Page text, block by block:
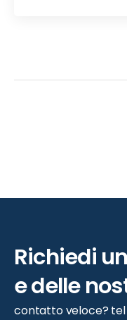
Richiedi
edelle
contatto veloce? tel